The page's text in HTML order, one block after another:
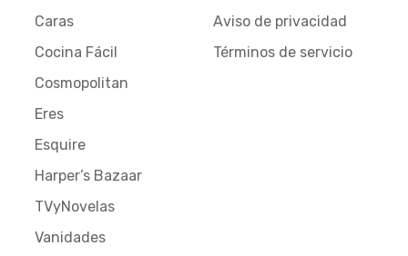
Caras
Cocina Fácil
Cosmopolitan
Eres
Esquire
Harper’s Bazaar
TVyNovelas
Vanidades
Aviso de privacidad
Términos de servicio